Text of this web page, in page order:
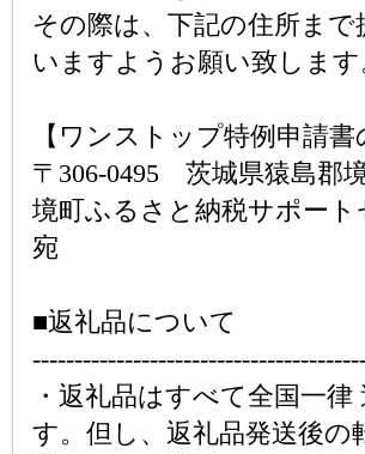
その際は、下記の住所まで
いますようお願い致します
【ワンストップ特例申請書
〒306-0495 茨城県猿島郡
境町ふるさと納税サポー
宛
■返礼品について
・返礼品はすべて全国一律
す。但し、返礼品発送後の